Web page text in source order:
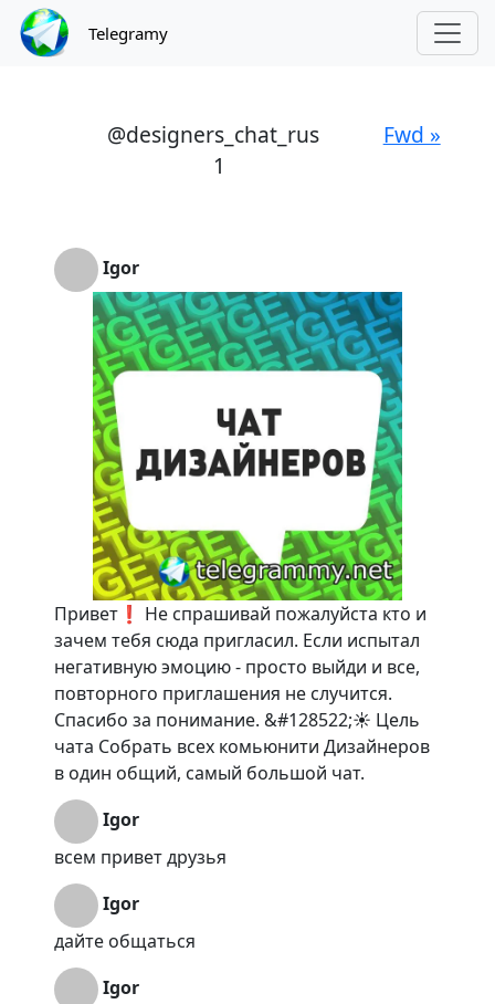
Telegramy
@designers_chat_rus
1
Fwd »
Igor
Привет❗️ Не спрашивай пожалуйста кто и
зачем тебя сюда пригласил. Если испытал
негативную эмоцию - просто выйди и все,
повторного приглашения не случится.
Спасибо за понимание. &#128522;☀️ Цель
чата Собрать всех комьюнити Дизайнеров
в один общий, самый большой чат.
Igor
всем привет друзья
Igor
дайте общаться
Igor